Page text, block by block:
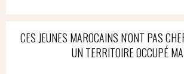
CES JEUNES MAROCAINS N'ONT PAS
UN TERRITOIRE OCCUPÉ